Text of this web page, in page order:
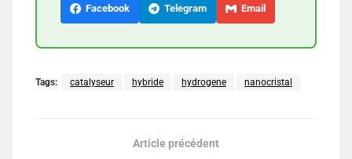
Facebook Telegram Email
Tags: catalyseur hybride hydrogene nanocristal
Article précédent